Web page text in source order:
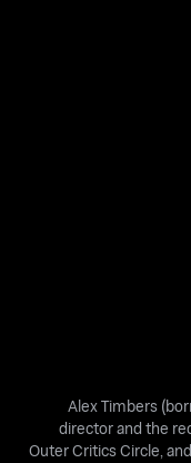
Alex Timbers
director and the
Outer Critics Circle,